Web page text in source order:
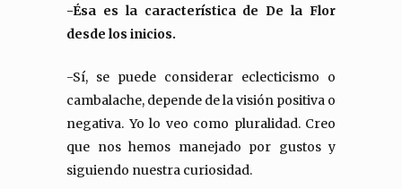
-Ésa es la característica de De la Flor
desde los inicios.
-Sí, se puede considerar eclecticismo o
cambalache, depende de la visión positiva o
negativa. Yo lo veo como pluralidad. Creo
que nos hemos manejado por gustos y
siguiendo nuestra curiosidad.